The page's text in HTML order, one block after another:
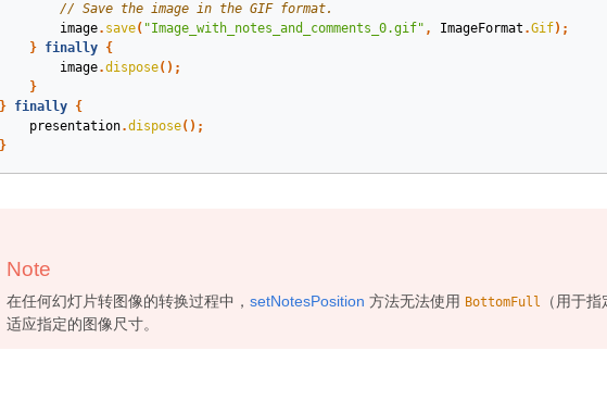
// Save the image in the GIF format.
image. save( "Image_with_notes_and_comments_0.gif" , ImageFormat .Gif);
}
finally
{
image.dispose();
}
}
finally
{
presentation.dispose();
}
Note
在任何幻灯片转图像的转换过程中， setNotesPosition 方法无法使用 BottomFull
（用于
适应指定的图像尺寸。